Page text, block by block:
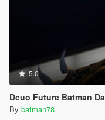
5.0
Dcuo Future Batman
By batman78